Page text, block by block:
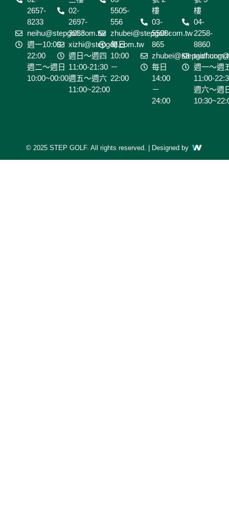
e
2657-
8233
neihu@stepgolf.com.tw
週一10:00-
22:00
週二～週日
10:00~00:00
02-
2697-
3033
xizhi@stepgolf.com.tw
週日～週四
11:00-21:30
週五～週六
11:00~22:00
5505-
556
zhubei@stepgolf.com.tw
每日
10:00
－
22:00
樓
03-
5508-
865
每日
14:00
－
24:00
樓
04-
2258-
8860
週一～週
11:00-
週六～週
© 2025 STEP GOLF. All rights reserved. | Designed by